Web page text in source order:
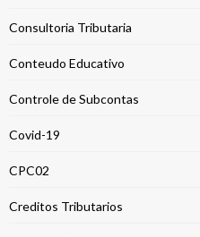
Consultoria Tributaria
Conteudo Educativo
Controle de Subcontas
Covid-19
CPC02
Creditos Tributarios